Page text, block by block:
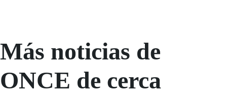
Más noticias de
ONCE de cerca